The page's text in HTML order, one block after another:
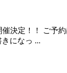
決定！！ ご予
になっ ...